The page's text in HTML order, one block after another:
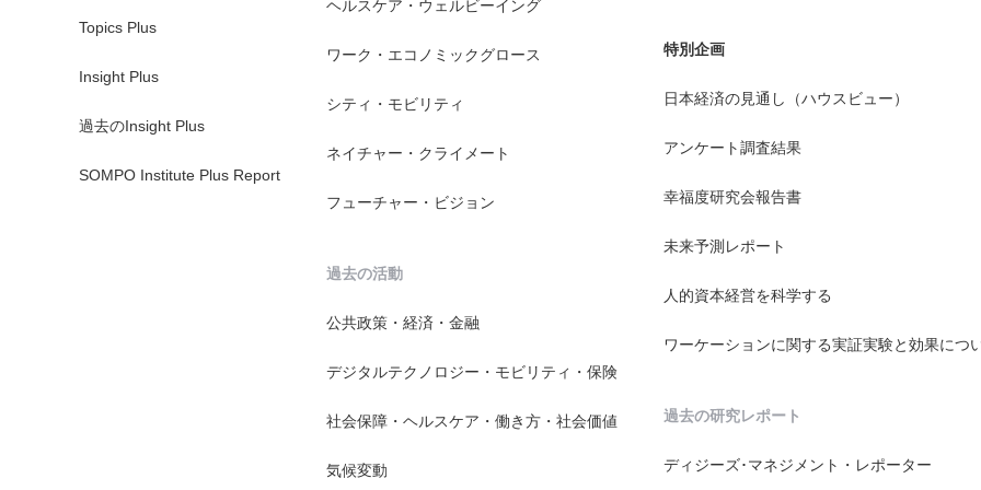
Topics Plus
Insight Plus
過去のInsight Plus
SOMPO Institute Plus Report
ヘルスケア・ウェルビーイング
ワーク・エコノミックグロース
シティ・モビリティ
ネイチャー・クライメート
フューチャー・ビジョン
過去の活動
公共政策・経済・金融
デジタルテクノロジー・モビリティ・保険
社会保障・ヘルスケア・働き方・社会価値
気候変動
特別企画
日本経済の見通し（ハウスビュー）
アンケート調査結果
幸福度研究会報告書
未来予測レポート
人的資本経営を科学する
ワーケーションに関する実証実験と効果につ
過去の研究レポート
ディジーズ･マネジメント・レポーター